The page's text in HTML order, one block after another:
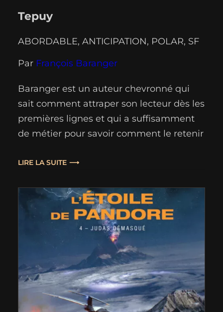
Tepuy
ABORDABLE, ANTICIPATION, POLAR, SF
Par François Baranger
Baranger est un auteur chevronné qui
sait comment attraper son lecteur dès les
premières lignes et qui a suffisamment
de métier pour savoir comment le retenir
nous plongeant dans une jungle
protagoniste elle-même perdue,
amnésique et plutôt salement
contusionnée. Des blessures
apparemment récoltées à la…
LIRE LA SUITE